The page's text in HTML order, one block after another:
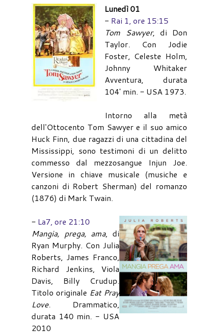
Lunedì 01
- Rai 1, ore 15:15
Tom Sawyer, di Don
Taylor. Con Jodie
Foster, Celeste Holm,
Johnny Whitaker
Avventura, durata
104' min. - USA 1973.
Intorno alla metà
dell'Ottocento Tom Sawyer e il suo amico
Huck Finn, due ragazzi di una cittadina del
Mississippi, sono testimoni di un delitto
commesso dal mezzosangue Injun Joe.
Versione in chiave musicale (musiche e
canzoni di Robert Sherman) del romanzo
(1876) di Mark Twain.
- La7, ore 21:10
Mangia, prega, ama, di
Ryan Murphy. Con Julia
Roberts, James Franco,
Richard Jenkins, Viola
Davis, Billy Crudup.
Titolo originale Eat Pray
Love. Drammatico,
durata 140 min. - USA
2010